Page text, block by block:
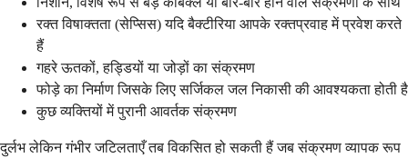
रक्त विषाक्तता (सेप्सिस) यदि बैक्टीरिया आपके रक्तप्रवाह में प्रवेश करते
हैं
गहरे ऊतकों, हड्डियों या जोड़ों का संक्रमण
फोड़े का निर्माण जिसके लिए सर्जिकल जल निकासी की आवश्यकता होती है
कुछ व्यक्तियों में पुरानी आवर्तक संक्रमण
दुर्लभ लेकिन गंभीर जटिलताएँ तब विकसित हो सकती हैं जब संक्रमण व्यापक रूप